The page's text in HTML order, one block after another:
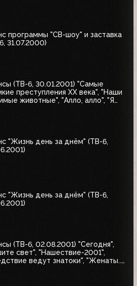
программы "СВ-шоу" и заставка
31.07.2000)
(ТВ-6, 30.01.2001) "Самые
преступления XX века", "Наши
животные", "Алло, алло", "Я
"Жизнь день за днём" (ТВ-6,
"Жизнь день за днём" (ТВ-6,
(ТВ-6, 02.08.2001) "Сегодня",
свет", "Нашествие-2001",
ведут знатоки", "Женаты...